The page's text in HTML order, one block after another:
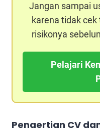
Jangan sampai
karena tidak
risikonya
Pelajari
Pengertian CV